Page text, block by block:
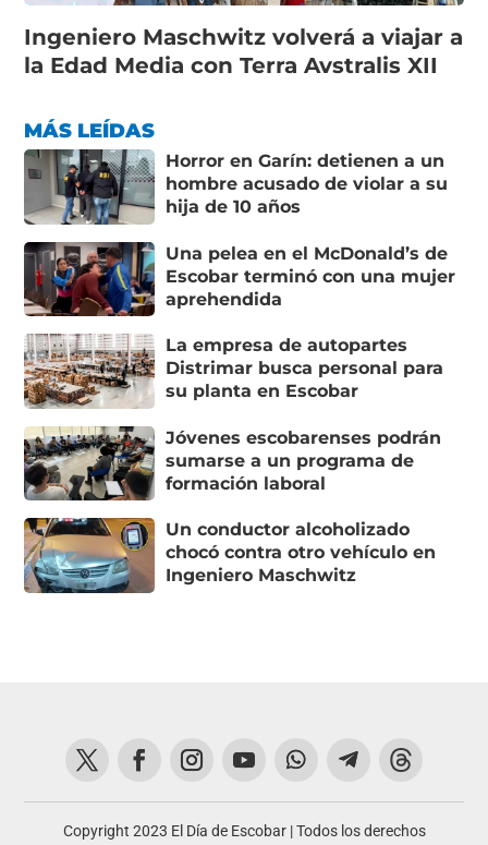
Ingeniero Maschwitz volverá a viajar a
la Edad Media con Terra Avstralis XII
MÁS LEÍDAS
Horror en Garín: detienen a un
hombre acusado de violar a su
hija de 10 años
Una pelea en el McDonald’s de
Escobar terminó con una mujer
aprehendida
La empresa de autopartes
Distrimar busca personal para
su planta en Escobar
Jóvenes escobarenses podrán
sumarse a un programa de
formación laboral
Un conductor alcoholizado
chocó contra otro vehículo en
Ingeniero Maschwitz
Copyright 2023 El Día de Escobar | Todos los derechos